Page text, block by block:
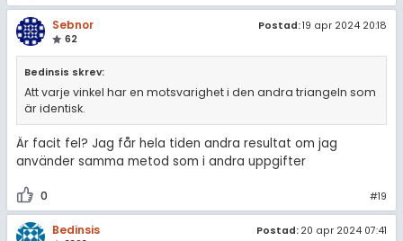
Sebnor
62
Postad:19 apr 2024 20:18
Bedinsis skrev:
Att varje vinkel har en motsvarighet i den andra triangeln som
är identisk.
Är facit fel? Jag får hela tiden andra resultat om jag
använder samma metod som i andra uppgifter
0 #19
Bedinsis Postad: 20 apr 2024 07:41